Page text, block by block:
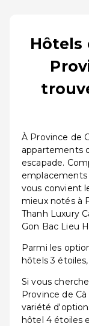
Hôtels
À Province de
appartements
escapade.
vous convient
mieux notés à
Thanh Luxury
Gon Bac Lieu
Parmi les
hôtels 3
Si vous
Province de
variété
hôtel 4 étoiles